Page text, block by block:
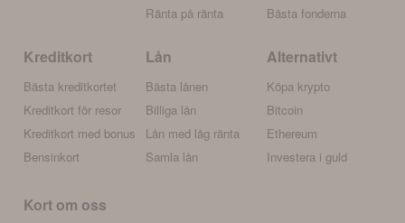
Ränta på ränta
Bästa fonderna
Kreditkort
Bästa kreditkortet
Kreditkort för resor
Kreditkort med bonus
Bensinkort
Lån
Bästa lånen
Billiga lån
Lån med låg ränta
Samla lån
Alternativt
Köpa krypto
Bitcoin
Ethereum
Investera i guld
Kort om oss